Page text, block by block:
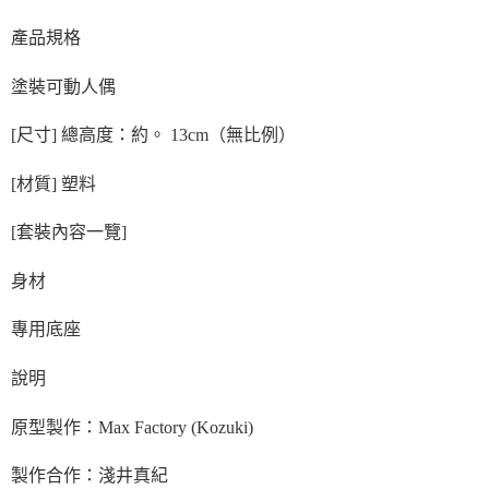
產品規格
塗裝可動人偶
[尺寸] 總高度：約。 13cm（無比例）
[材質] 塑料
[套裝內容一覽]
身材
專用底座
說明
原型製作：Max Factory (Kozuki)
製作合作：淺井真紀